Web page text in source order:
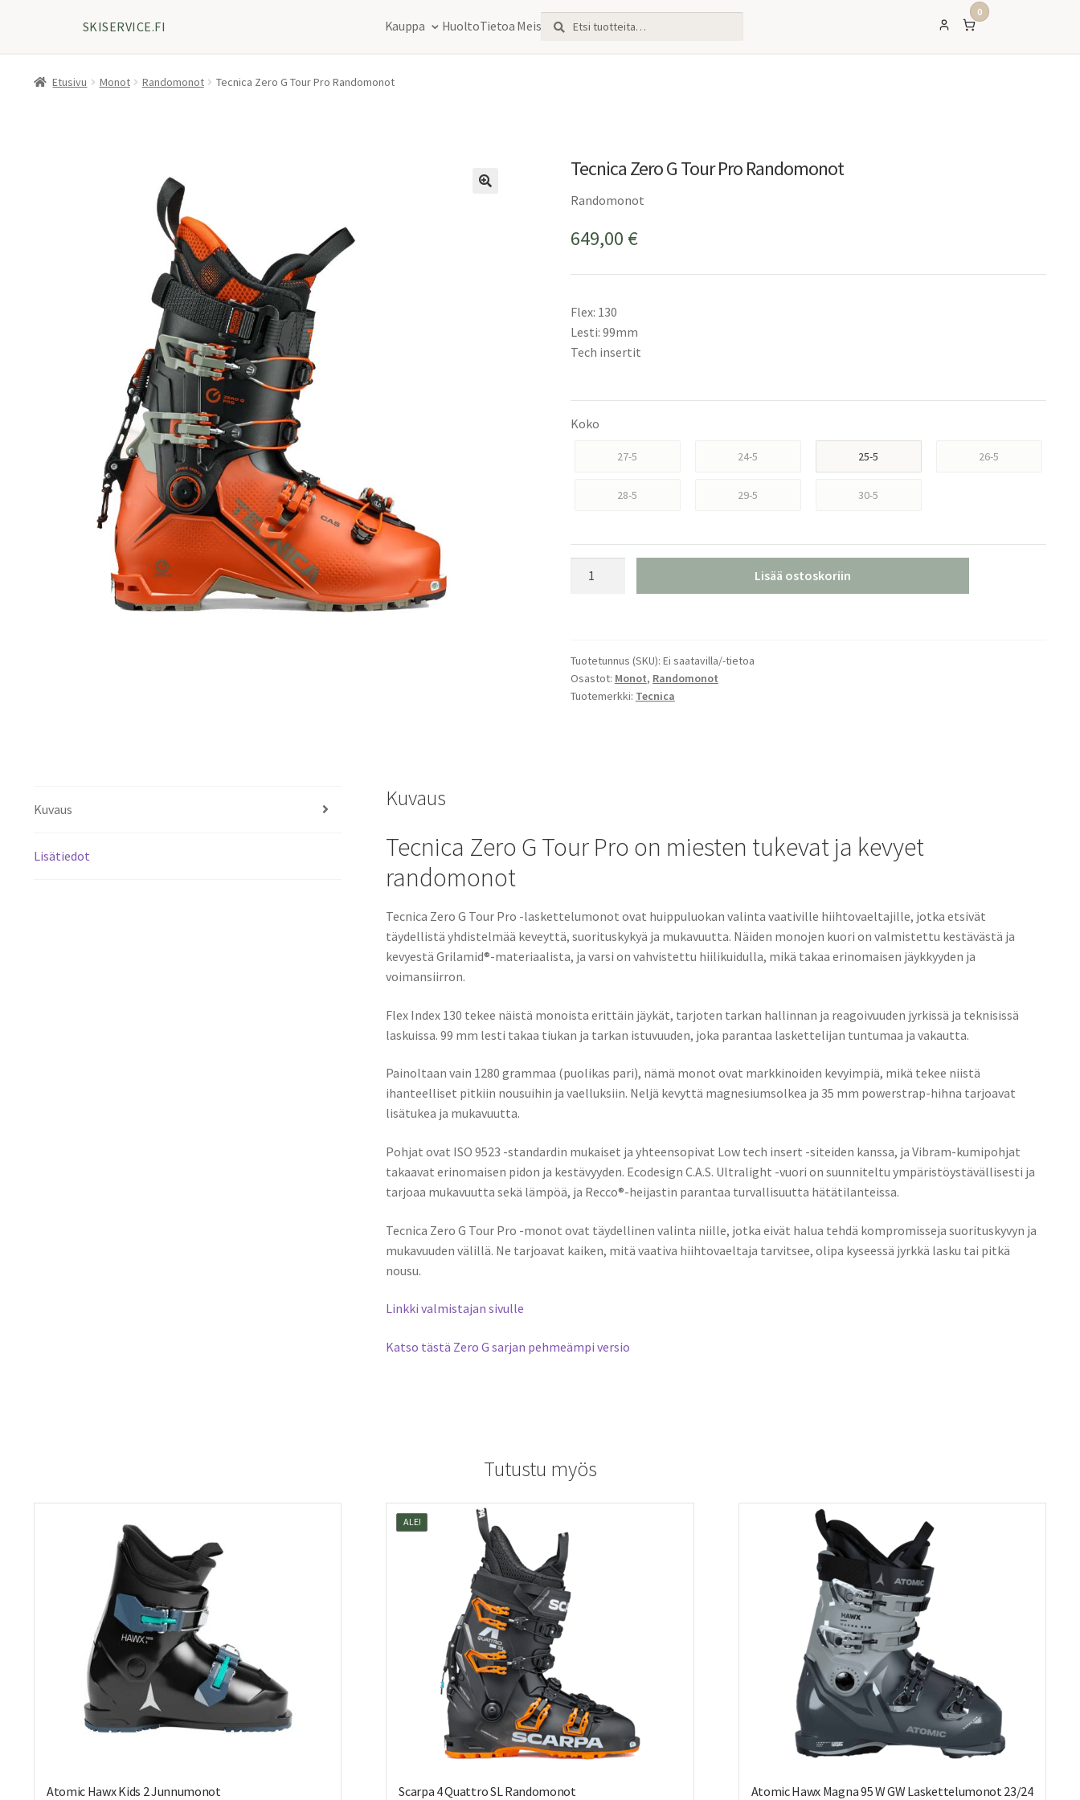
SKISERVICE.FI Kauppa HuoltoTietoa MeistäEtsi:
Haku
0
Etusivu Monot Randomonot Tecnica Zero G Tour Pro Randomonot
Tecnica Zero G Tour Pro Randomonot
Randomonot
649,00 €
Flex: 130
Lesti: 99mm
Tech insertit
Koko
27-5 24-5 25-5 26-5
28-5 29-5 30-5
Randomonot
määrä
Lisää ostoskoriin
Tuotetunnus (SKU): Ei saatavilla/-tietoa
Osastot: Monot, Randomonot
Tuotemerkki: Tecnica
Kuvaus
Lisätiedot
Kuvaus
Tecnica Zero G Tour Pro on miesten tukevat ja kevyet
randomonot
Tecnica Zero G Tour Pro -laskettelumonot ovat huippuluokan valinta vaativille hiihtovaeltajille, jotka etsivät
täydellistä yhdistelmää keveyttä, suorituskykyä ja mukavuutta. Näiden monojen kuori on valmistettu kestävästä ja
kevyestä Grilamid®-materiaalista, ja varsi on vahvistettu hiilikuidulla, mikä takaa erinomaisen jäykkyyden ja
voimansiirron.
Flex Index 130 tekee näistä monoista erittäin jäykät, tarjoten tarkan hallinnan ja reagoivuuden jyrkissä ja teknisissä
laskuissa. 99 mm lesti takaa tiukan ja tarkan istuvuuden, joka parantaa laskettelijan tuntumaa ja vakautta.
Painoltaan vain 1280 grammaa (puolikas pari), nämä monot ovat markkinoiden kevyimpiä, mikä tekee niistä
ihanteelliset pitkiin nousuihin ja vaelluksiin. Neljä kevyttä magnesiumsolkea ja 35 mm powerstrap-hihna tarjoavat
lisätukea ja mukavuutta.
Pohjat ovat ISO 9523 -standardin mukaiset ja yhteensopivat Low tech insert -siteiden kanssa, ja Vibram-kumipohjat
takaavat erinomaisen pidon ja kestävyyden. Ecodesign C.A.S. Ultralight -vuori on suunniteltu ympäristöystävällisesti ja
tarjoaa mukavuutta sekä lämpöä, ja Recco®-heijastin parantaa turvallisuutta hätätilanteissa.
Tecnica Zero G Tour Pro -monot ovat täydellinen valinta niille, jotka eivät halua tehdä kompromisseja suorituskyvyn ja
mukavuuden välillä. Ne tarjoavat kaiken, mitä vaativa hiihtovaeltaja tarvitsee, olipa kyseessä jyrkkä lasku tai pitkä
nousu.
Linkki valmistajan sivulle
Katso tästä Zero G sarjan pehmeämpi versio
Tutustu myös
Atomic Hawx Kids 2 Junnumonot
Scarpa 4 Quattro SL Randomonot
ALE!
Atomic Hawx Magna 95 W GW Laskettelumonot 23/24